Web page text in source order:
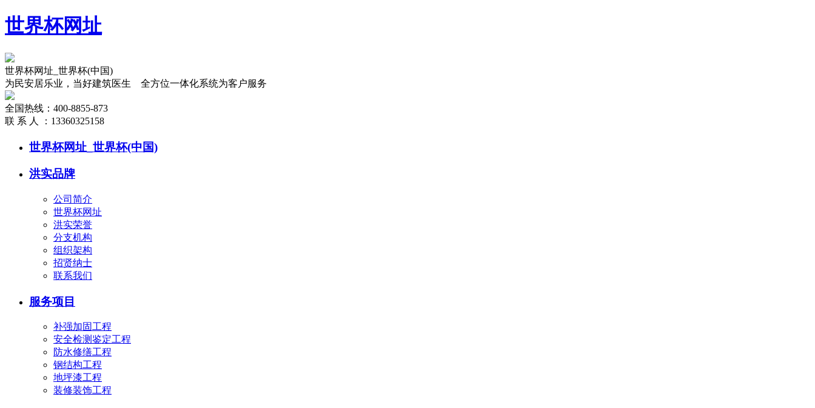
世界杯网址
世界杯网址_世界杯(中国)
为民安居乐业，当好建筑医生 全方位一体化系统为客户服务
全国热线： 400-8855-873
联 系 人 ： 13360325158
世界杯网址_世界杯(中国)
洪实品牌
公司简介
世界杯网址
洪实荣誉
分支机构
组织架构
招贤纳士
联系我们
服务项目
补强加固工程
安全检测鉴定工程
防水修缮工程
钢结构工程
地坪漆工程
装修装饰工程